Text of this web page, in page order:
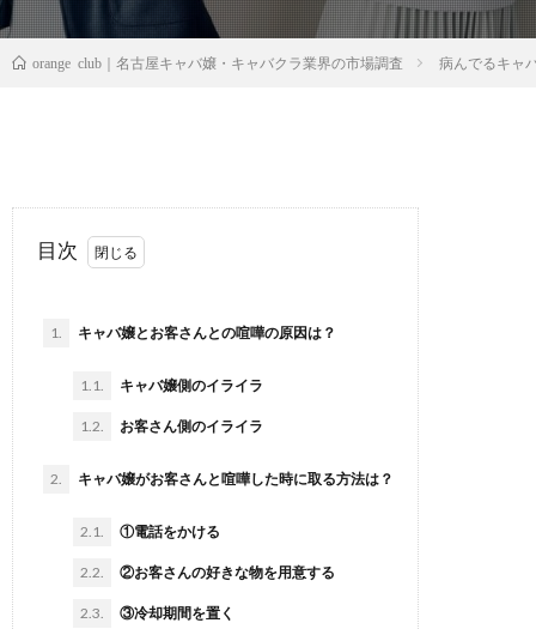
orange club｜名古屋キャバ嬢・キャバクラ業界の市場調査 病んでるキャ
目次
1. キャバ嬢とお客さんとの喧嘩の原因は？
1.1. キャバ嬢側のイライラ
1.2. お客さん側のイライラ
2. キャバ嬢がお客さんと喧嘩した時に取る方法は？
2.1. ①電話をかける
2.2. ②お客さんの好きな物を用意する
2.3. ③冷却期間を置く